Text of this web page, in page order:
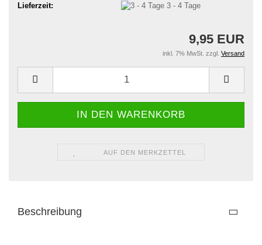
Lieferzeit:
3 - 4 Tage
9,95 EUR
inkl. 7% MwSt. zzgl. Versand
AUF DEN MERKZETTEL
Beschreibung